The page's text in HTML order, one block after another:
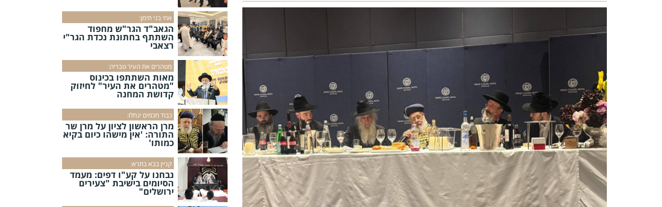
אחי בני תימן:
הגאב"ד הגר"ש מחפוד
השתתף בחתונת נכדת הגר"י
רצאבי
מטהרים את העיר טבריה:
מאות השתתפו בכינוס
"מטהרים את העיר" לחיזוק
קדושת המחנה
כבוד חכמים ינחלו:
מרן הראשון לציון על מרן שר
התורה: 'אין מישהו כיום בקיא
כמותו'
קניין בבא בתרא:
נבחנו על קע"ו דפים: מעמד
הסיומים בישיבת "צעירים
ירושלים"